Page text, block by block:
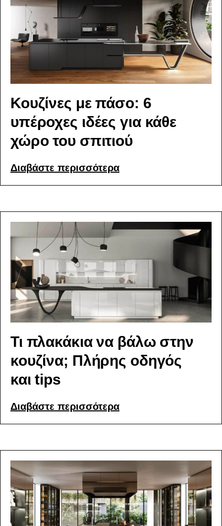
Κουζίνες με πάσο: 6
υπέροχες ιδέες για κάθε
χώρο του σπιτιού
Διαβάστε περισσότερα
Τι πλακάκια να βάλω στην
κουζίνα; Πλήρης οδηγός
και tips
Διαβάστε περισσότερα